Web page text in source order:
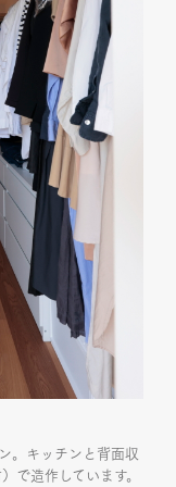
。キッチンと背面収
で造作しています。